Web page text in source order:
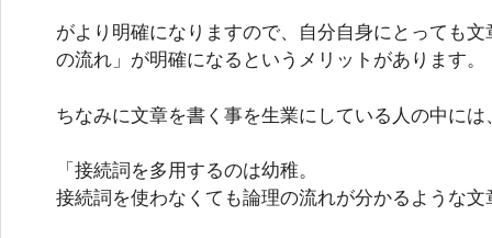
がより明確になりますので、自分自身にとっても
の流れ」が明確になるというメリットがあります。
ちなみに文章を書く事を生業にしている人の中には
「接続詞を多用するのは幼稚。
接続詞を使わなくても論理の流れが分かるような文